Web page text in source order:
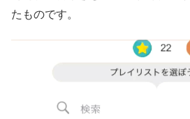
たものです。